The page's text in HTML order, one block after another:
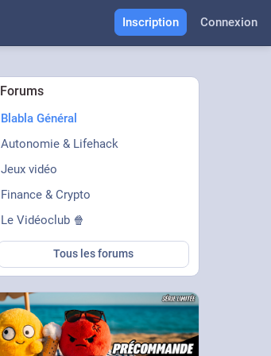
Inscription Connexion
Forums
Blabla Général
Autonomie & Lifehack
Jeux vidéo
Finance & Crypto
Le Vidéoclub 🍿
Tous les forums